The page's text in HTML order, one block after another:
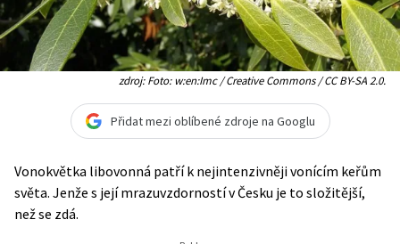
zdroj: Foto: w:en:Imc / Creative Commons / CC BY-SA 2.0.
Přidat mezi oblíbené zdroje na Googlu
Vonokvětka libovonná patří k nejintenzivněji vonícím keřům
světa. Jenže s její mrazuvzdorností v Česku je to složitější,
než se zdá.